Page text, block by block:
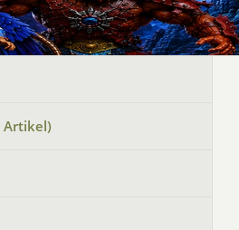
Artikel)